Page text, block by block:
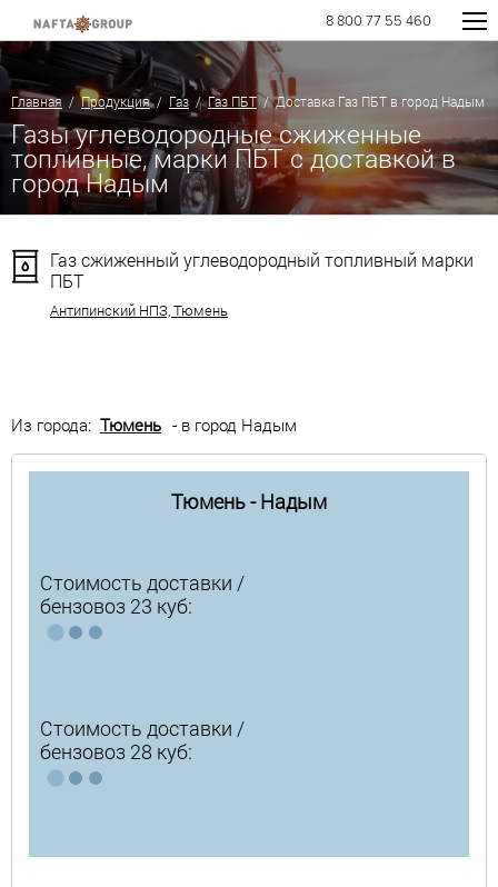
8 800 77 55 460
Главная/Продукция/ Газ /Газ ПБТ/ Доставка Газ ПБТ в город Надым
Газы углеводородные сжиженные
топливные, марки ПБТ с доставкой в
город Надым
Газ сжиженный углеводородный топливный марки
ПБТ
Антипинский НПЗ, Тюмень
Из города: Тюмень - в город Надым
Тюмень - Надым
Стоимость доставки /
бензовоз 23 куб:
Стоимость доставки /
бензовоз 28 куб: